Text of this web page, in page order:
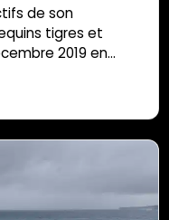
de son
tigres et
2019 en
Requin
fréquentant les